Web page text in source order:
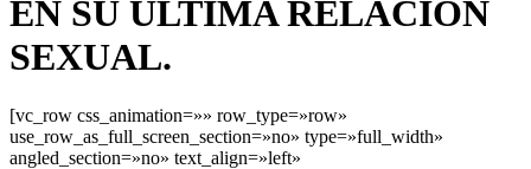
EN SU ÚLTIMA RELACIÓN
SEXUAL.
[vc_row css_animation=»» row_type=»row»
use_row_as_full_screen_section=»no» type=»full_width»
angled_section=»no» text_align=»left»